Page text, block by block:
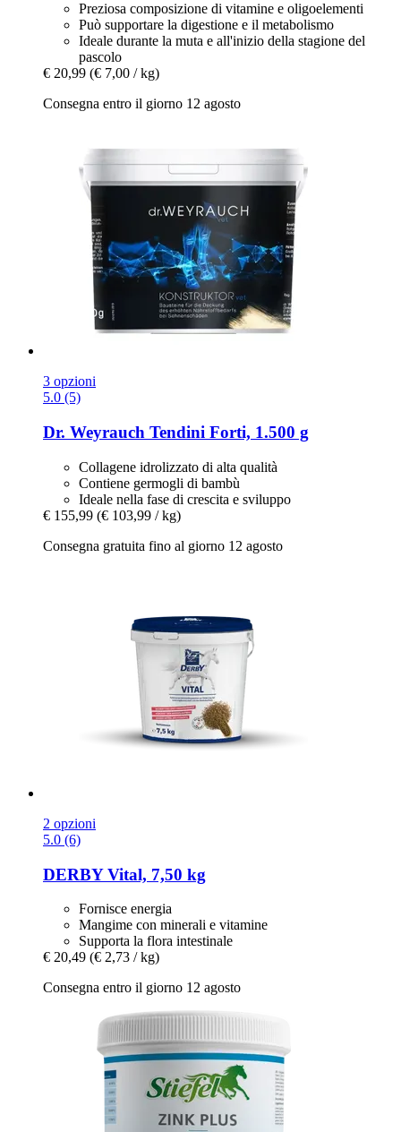
Preziosa composizione di vitamine e oligoelementi
Può supportare la digestione e il metabolismo
Ideale durante la muta e all'inizio della stagione del
pascolo
€ 20,99 (€ 7,00 / kg)
Consegna entro il giorno 12 agosto
3 opzioni
5.0 (5)
Dr. Weyrauch Tendini Forti, 1.500 g
Collagene idrolizzato di alta qualità
Contiene germogli di bambù
Ideale nella fase di crescita e sviluppo
€ 155,99 (€ 103,99 / kg)
Consegna gratuita fino al giorno 12 agosto
2 opzioni
5.0 (6)
DERBYVital, 7,50 kg
Fornisce energia
Mangime con minerali e vitamine
Supporta la flora intestinale
€ 20,49 (€ 2,73 / kg)
Consegna entro il giorno 12 agosto